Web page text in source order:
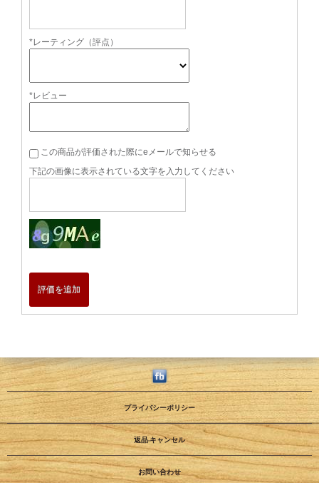
*レーティング（評点）
*レビュー
この商品が評価された際にeメールで知らせる
下記の画像に表示されている文字を入力してください
評価を追加
プライバシーポリシー
返品·キャンセル
お問い合わせ